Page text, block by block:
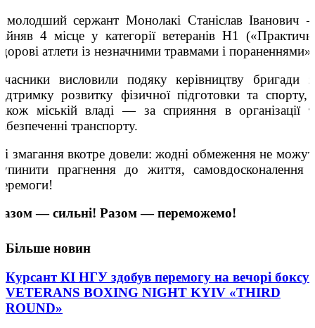
молодший сержант Монолакі Станіслав Іванович
4 місце у категорії ветеранів H1
атлети із незначними травмами і
висловили подяку керівництву бригади
розвитку фізичної підготовки та спорту,
міській владі — за сприяння в організації
транспорту.
змагання вкотре довели: жодні обмеження не
прагнення до життя, самовдосконалення
— сильні! Разом — переможемо!
Більше новин
Курсант КІ НГУ здобув перемогу на вечорі боксу
VETERANS BOXING NIGHT KYIV «THIRD
ROUND»